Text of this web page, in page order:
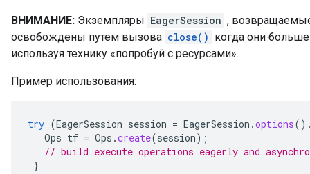
ВНИМАНИЕ: Экземпляры EagerSession ,
освобождены путем вызова close() когда они
используя технику «попробуй с ресурсами».
Пример использования:
try (EagerSession session = EagerSession .options
Ops tf = Ops .create(session);
// build execute operations eagerly and
}